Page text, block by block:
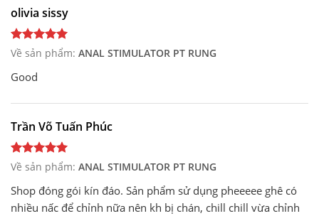
olivia sissy
Về sản phẩm: ANAL STIMULATOR PT RUNG
Good
Trần Võ Tuấn Phúc
Về sản phẩm: ANAL STIMULATOR PT RUNG
Shop đóng gói kín đáo. Sản phẩm sử dụng pheeeee ghê có
nhiều nấc để chỉnh nữa nên kh bị chán, chill chill vừa chỉnh